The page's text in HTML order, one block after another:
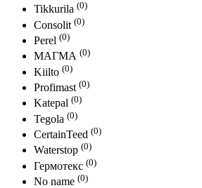
Tikkurila (0)
Consolit (0)
Perel (0)
МАГМА (0)
Kiilto (0)
Profimast (0)
Katepal (0)
Tegola (0)
CertainTeed (0)
Waterstop (0)
Гермотекс (0)
No name (0)